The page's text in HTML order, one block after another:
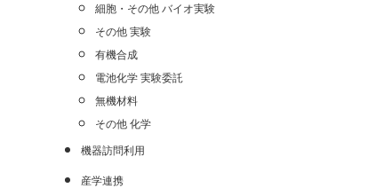
細胞・その他 バイオ実験
その他 実験
有機合成
電池化学 実験委託
無機材料
その他 化学
機器訪問利用
産学連携